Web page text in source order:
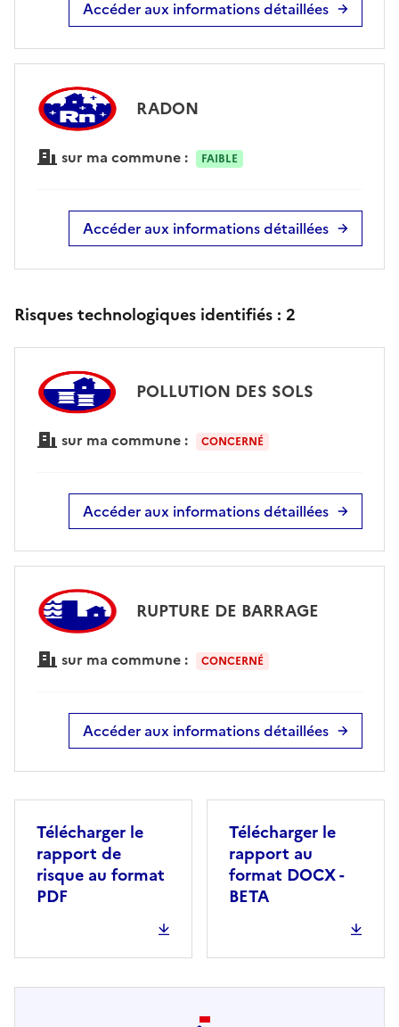
Accéder aux informations détaillées
RADON
sur ma commune : FAIBLE
Accéder aux informations détaillées
Risques technologiques identifiés : 2
POLLUTION DES SOLS
sur ma commune : CONCERNÉ
Accéder aux informations détaillées
RUPTURE DE BARRAGE
sur ma commune : CONCERNÉ
Accéder aux informations détaillées
Télécharger le
rapport de
risque au format
PDF
Télécharger le
rapport au
format DOCX -
BETA